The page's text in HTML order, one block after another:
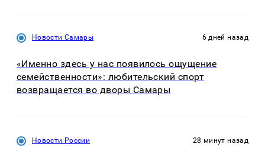
Новости Самары 6 дней назад
«Именно здесь у нас появилось ощущение
семейственности»: любительский спорт
возвращается во дворы Самары
Новости России 28 минут назад